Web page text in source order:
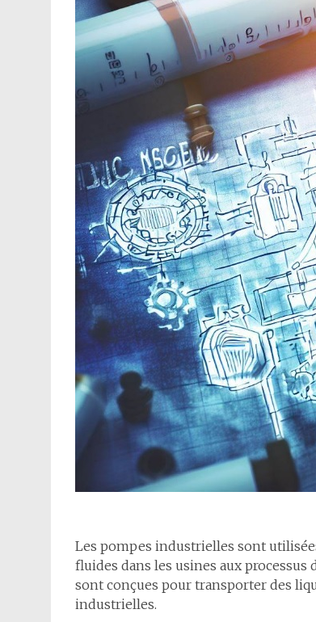
Les pompes industrielles sont
fluides dans les usines aux processus
sont conçues pour transporter des
industrielles.